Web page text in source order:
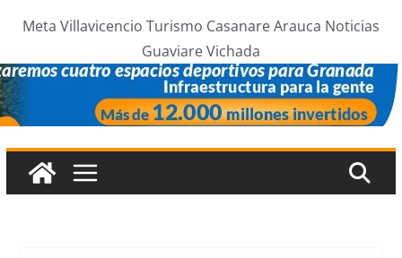
Meta Villavicencio Turismo Casanare Arauca Noticias
Guaviare Vichada